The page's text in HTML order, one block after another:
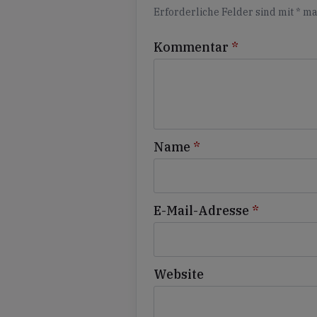
Erforderliche Felder sind mit *
Kommentar *
Name *
E-Mail-Adresse *
Website